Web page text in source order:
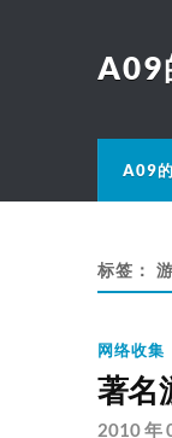
A09
A09
标签：
网络收集
著名
2010 年